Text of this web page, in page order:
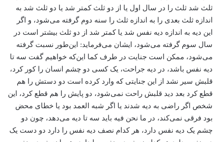
ثلث شد ثلث را در سال اول یا از دو ثلث کمتر شد یا دو ثلث شد به
اندازه ثلث بعدی را به اندازه ثلث را سنه دوم گرفته می‌شود، و اگر
این دیه به اندازه دیه نفس شد یا کمتر شد از دو ثلث بیشتر است در
سال سوم گرفته می‌شود، ایشان می‌فرماید: این‌طور نسبت گرفته
می‌شود، ممکن است جنایت در طرف کما این‌که خواهیم گفت سه تا
دیه نفس باشد، در دیه جراحت، یک کسی دو چشم انسان را کور کرد،
قلبش سیر نشد از این جنایتی که وارد کرده است دو دستش را هم
قطع کرد بعد دید قلبش راحت نمی‌شود، دو پایش را هم قطع ‌کرد، این
شخص اگر راضی به دیه شدند یا اگر شبه العمد بود یا خطای محض
بود فرقی نمی‌کند، در ما نحن فیه باید سه تا دیه می‌دهد، چون دو
چشم یک دیه نفس دارد، هر کدام نصف دیه نفس را دارد دو دست یک